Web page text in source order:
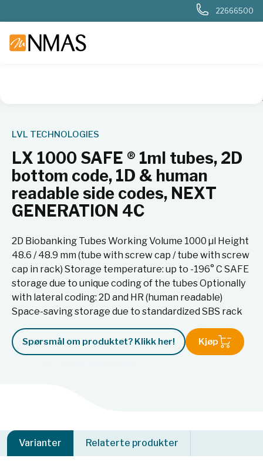
22666500
LVL TECHNOLOGIES
LX 1000 SAFE ® 1ml tubes, 2D
bottom code, 1D & human
readable side codes, NEXT
GENERATION 4C
2D Biobanking Tubes Working Volume 1000 µl Height
48.6 / 48.9 mm (tube with screw cap / tube with screw
cap in rack) Storage temperature: up to -196° C SAFE
storage due to unique coding of the tubes Optionally
with lateral coding: 2D and HR (human readable)
Space-saving storage due to standardized SBS rack
Spørsmål om produktet? Klikk her! Kjøp
Varianter Relaterte produkter